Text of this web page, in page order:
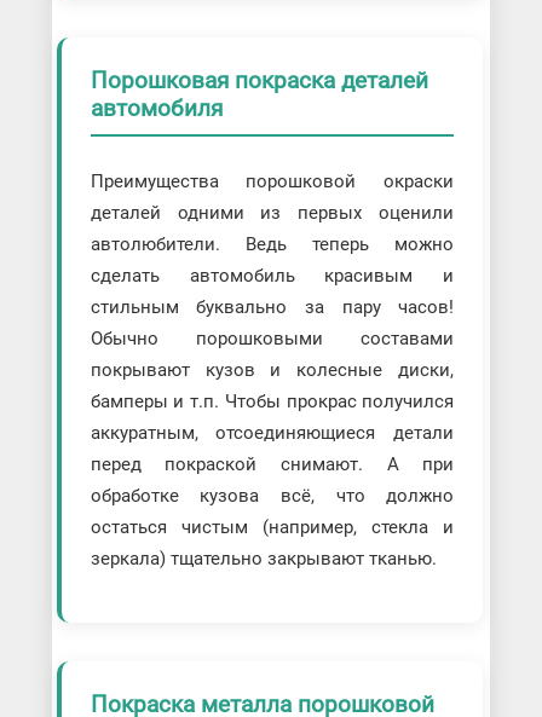
Порошковая покраска деталей
автомобиля
Преимущества порошковой окраски
деталей одними из первых оценили
автолюбители. Ведь теперь можно
сделать автомобиль красивым и
стильным буквально за пару часов!
Обычно порошковыми составами
покрывают кузов и колесные диски,
бамперы и т.п. Чтобы прокрас получился
аккуратным, отсоединяющиеся детали
перед покраской снимают. А при
обработке кузова всё, что должно
остаться чистым (например, стекла и
зеркала) тщательно закрывают тканью.
Покраска металла порошковой